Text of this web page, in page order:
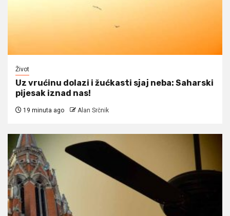
Život
Uz vrućinu dolazi i žućkasti sjaj neba: Saharski
pijesak iznad nas!
19 minuta ago Alan Srčnik